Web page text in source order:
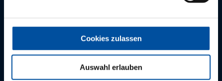
Cookies zulassen
Auswahl erlauben
kunden(at)pvs-suedwest.de
Für Patientinnen und Patienten: